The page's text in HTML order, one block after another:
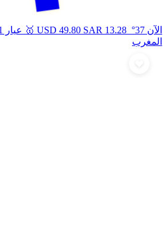
الآن 37° USD 49.80 SAR 13.28
🥇 عيار 21
المغرب